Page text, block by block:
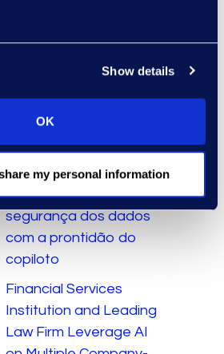
Show details
OK
my personal information
eDiscovery Tools
Deposition Preparation
Timeline Reduced by
90% With Epiq AI
Discovery Assistant™
Aprimorando a
segurança dos dados
com a prontidão do
copiloto
Financial Services
Institution and Leading
Law Firm Leverage AI